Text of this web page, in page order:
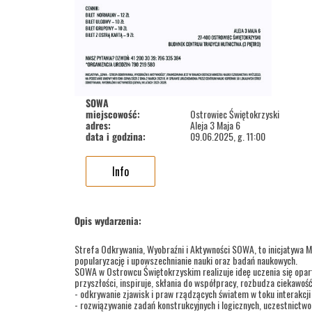
SOWA
miejscowość: Ostrowiec Świętokrzyski
adres: Aleja 3 Maja 6
data i godzina: 09.06.2025, g. 11:00
Info
Opis wydarzenia:
Strefa Odkrywania, Wyobraźni i Aktywności SOWA, to inicjatywa
popularyzację i upowszechnianie nauki oraz badań naukowych.
SOWA w Ostrowcu Świętokrzyskim realizuje ideę uczenia się
przyszłości, inspiruje, skłania do współpracy, rozbudza
- odkrywanie zjawisk i praw rządzących światem w toku
- rozwiązywanie zadań konstrukcyjnych i logicznych,